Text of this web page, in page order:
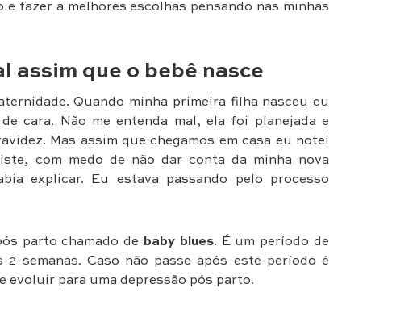
fazer a melhores escolhas pensando nas minhas
assim que o bebê nasce
Quando minha primeira filha nasceu eu
cara. Não me entenda mal, ela foi planejada e
Mas assim que chegamos em casa eu notei
com medo de não dar conta da minha nova
explicar. Eu estava passando pelo processo
parto chamado de baby blues. É um período de
semanas. Caso não passe após este período é
evoluir para uma depressão pós parto.